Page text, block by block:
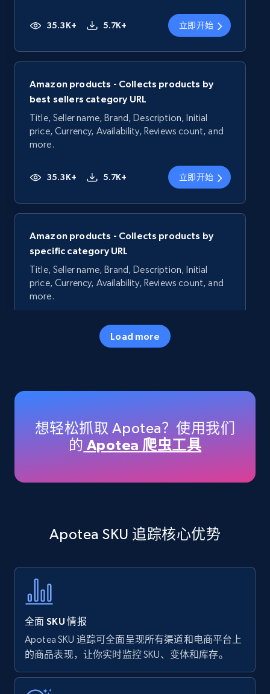
35.3K+ 5.7K+ 立即开始
Amazon products - Collects products by
best sellers category URL
Title, Seller name, Brand, Description, Initial
price, Currency, Availability, Reviews count, and
more.
35.3K+ 5.7K+ 立即开始
Amazon products - Collects products by
specific category URL
Title, Seller name, Brand, Description, Initial
price, Currency, Availability, Reviews count, and
more.
5.7K+
Title, Seller name, Brand, Description, Initial
price, Currency, Availability, Reviews count, and
35.3K+ 5.7K+ 立即开始
Amazon products - find products by using
price, Currency, Availability, Reviews count, and
more.
5.7K+ 立即开始
Amazon Reviews
Load more
想轻松抓取 Apotea？使用我们
的 Apotea 爬虫工具
Apotea SKU 追踪核心优势
全面 SKU 情报
Apotea SKU 追踪可全面呈现所有渠道和电商平台上
的商品表现，让你实时监控 SKU、变体和库存。